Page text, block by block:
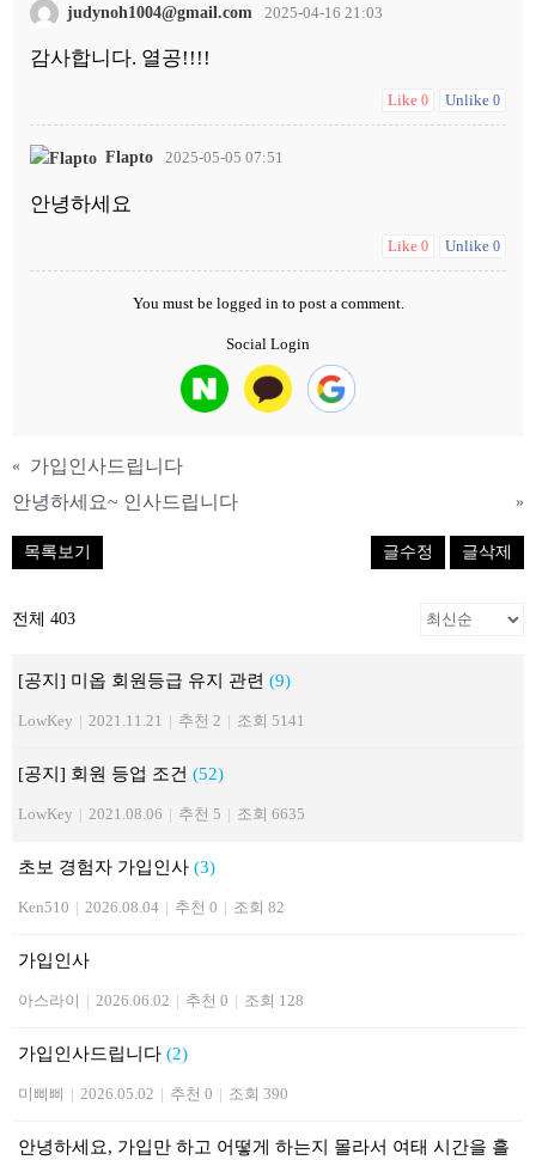
judynoh1004@gmail.com 2025-04-16 21:03
감사합니다. 열공!!!!
Like 0 Unlike 0
Flapto 2025-05-05 07:51
안녕하세요
Like 0 Unlike 0
You must be logged into post a comment.
Social Login
« 가입인사드립니다
안녕하세요~ 인사드립니다
»
목록보기 글수정 글삭제
전체 403
[공지] 미옵 회원등급 유지 관련 (9)
LowKey | 2021.11.21 | 추천 2 | 조회 5141
[공지] 회원 등업 조건 (52)
LowKey | 2021.08.06 | 추천 5 | 조회 6635
초보 경험자 가입인사 (3)
Ken510 | 2026.08.04 | 추천 0 | 조회 82
가입인사
아스라이 | 2026.06.02 | 추천 0 | 조회 128
가입인사드립니다 (2)
미삐삐 | 2026.05.02 | 추천 0 | 조회 390
안녕하세요, 가입만 하고 어떻게 하는지 몰라서 여태 시간을 흘